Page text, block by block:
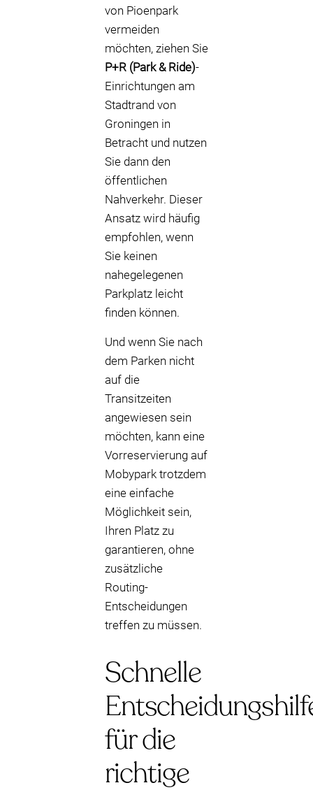
von Pioenpark
vermeiden
möchten, ziehen Sie
P+R (Park & Ride)-
Einrichtungen am
Stadtrand von
Groningen in
Betracht und nutzen
Sie dann den
öffentlichen
Nahverkehr. Dieser
Ansatz wird häufig
empfohlen, wenn
Sie keinen
nahegelegenen
Parkplatz leicht
finden können.
Und wenn Sie nach
dem Parken nicht
auf die
Transitzeiten
angewiesen sein
möchten, kann eine
Vorreservierung auf
Mobypark trotzdem
eine einfache
Möglichkeit sein,
Ihren Platz zu
garantieren, ohne
zusätzliche
Routing-
Entscheidungen
treffen zu müssen.
Schnelle
für die
richtige